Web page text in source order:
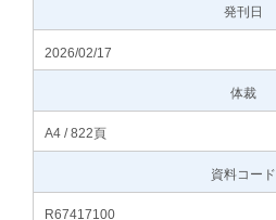
発刊日
2026/02/17
体裁
A4 / 822頁
資料コード
R67417100